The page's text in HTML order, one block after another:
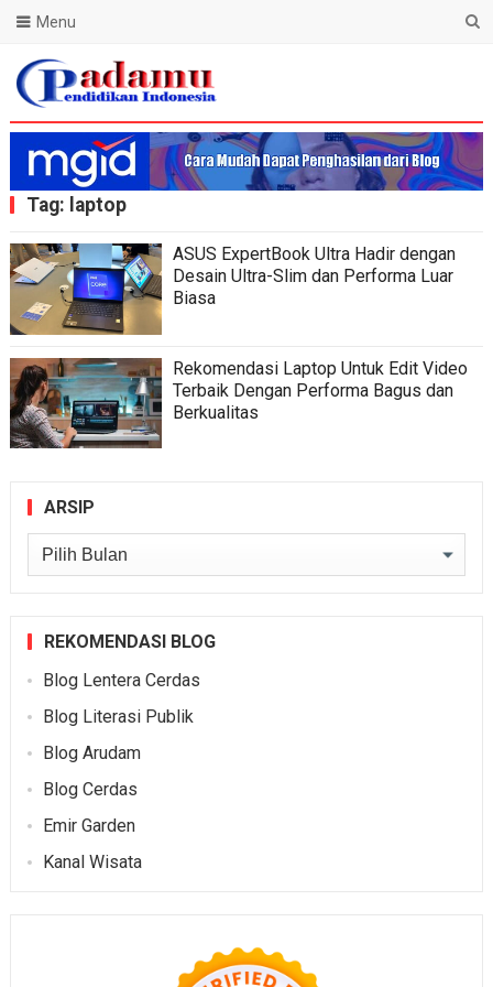
Blog Padamu
Menu
Tag: laptop
ASUS ExpertBook Ultra Hadir dengan
Desain Ultra-Slim dan Performa Luar
Biasa
Rekomendasi Laptop Untuk Edit Video
Terbaik Dengan Performa Bagus dan
Berkualitas
ARSIP
Arsip
REKOMENDASI BLOG
Blog Lentera Cerdas
Blog Literasi Publik
Blog Arudam
Blog Cerdas
Emir Garden
Kanal Wisata